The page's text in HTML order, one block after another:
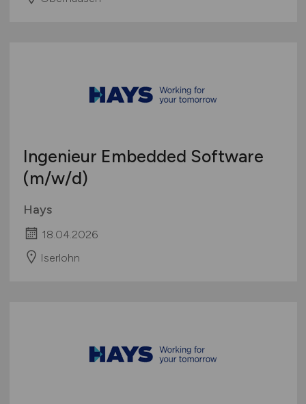
Ingenieur Embedded Software
(m/w/d)
Hays
18.04.2026
Iserlohn